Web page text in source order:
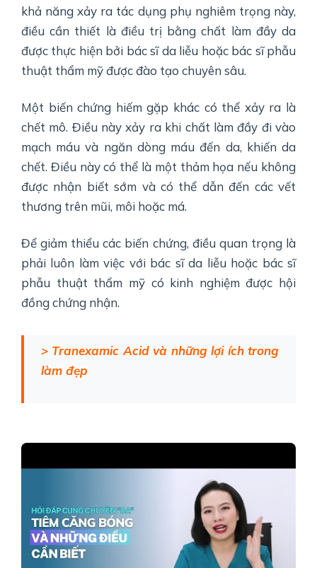
khả năng xảy ra tác dụng phụ nghiêm trọng này,
điều cần thiết là điều trị bằng chất làm đầy da
được thực hiện bởi bác sĩ da liễu hoặc bác sĩ phẫu
thuật thẩm mỹ được đào tạo chuyên sâu.
Một biến chứng hiếm gặp khác có thể xảy ra là
chết mô. Điều này xảy ra khi chất làm đầy đi vào
mạch máu và ngăn dòng máu đến da, khiến da
chết. Điều này có thể là một thảm họa nếu không
được nhận biết sớm và có thể dẫn đến các vết
thương trên mũi, môi hoặc má.
Để giảm thiểu các biến chứng, điều quan trọng là
phải luôn làm việc với bác sĩ da liễu hoặc bác sĩ
phẫu thuật thẩm mỹ có kinh nghiệm được hội
đồng chứng nhận.
> Tranexamic Acid và những lợi ích trong
làm đẹp